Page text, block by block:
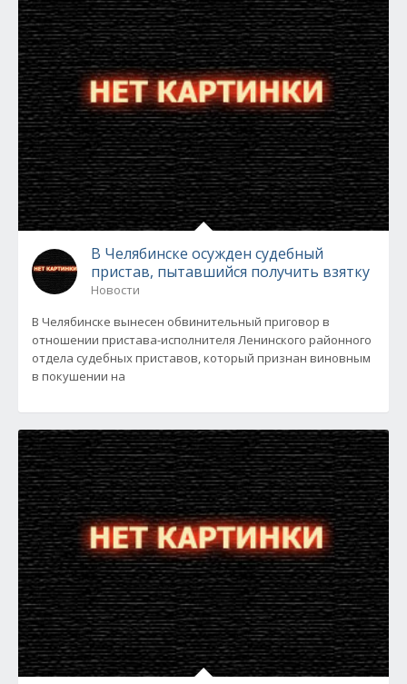
В Челябинске осужден судебный
пристав, пытавшийся получить взятку
Новости
В Челябинске вынесен обвинительный приговор в
отношении пристава-исполнителя Ленинского районного
отдела судебных приставов, который признан виновным
в покушении на